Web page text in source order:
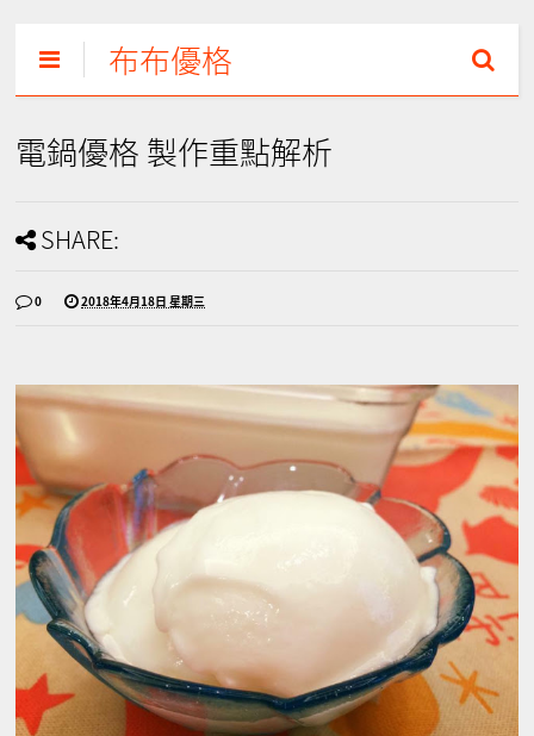
布布優格
電鍋優格 製作重點解析
SHARE:
0 2018年4月18日 星期三